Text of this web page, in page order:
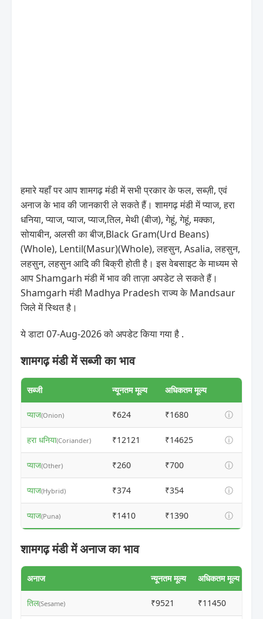
हमारे यहाँ पर आप शामगढ़ मंडी में सभी प्रकार के फल, सब्ज़ी, एवं
अनाज के भाव की जानकारी ले सकते हैं। शामगढ़ मंडी में प्याज, हरा
धनिया, प्याज, प्याज, प्याज,तिल, मेथी (बीज), गेहूं, गेहूं, मक्का,
सोयाबीन, अलसी का बीज,Black Gram(Urd Beans)
(Whole), Lentil(Masur)(Whole), लहसुन, Asalia, लहसुन,
लहसुन, लहसुन आदि की बिक्री होती है। इस वेबसाइट के माध्यम से
आप Shamgarh मंडी में भाव की ताज़ा अपडेट ले सकते हैं।
Shamgarh मंडी Madhya Pradesh राज्य के Mandsaur
जिले में स्थित है।
ये डाटा 07-Aug-2026 को अपडेट किया गया है .
शामगढ़ मंडी में सब्जी का भाव
सब्जी न्यूनतम मूल्य अधिकतम मूल्य
प्याज(Onion) ₹624 ₹1680 ⓘ
हरा धनिया(Coriander) ₹12121 ₹14625 ⓘ
प्याज(Other) ₹260 ₹700 ⓘ
प्याज(Hybrid) ₹374 ₹354 ⓘ
प्याज(Puna) ₹1410 ₹1390 ⓘ
शामगढ़ मंडी में अनाज का भाव
अनाज न्यूनतम मूल्य अधिकतम मूल्य
तिल(Sesame) ₹9521 ₹11450